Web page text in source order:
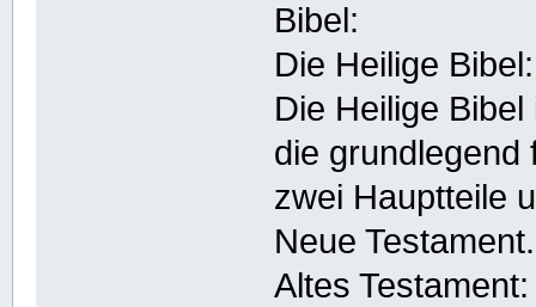
Bibel:
Die Heilige
Die Heilige
die grundlegend
zwei Hauptteile
Neue Testament.
Altes Testament: